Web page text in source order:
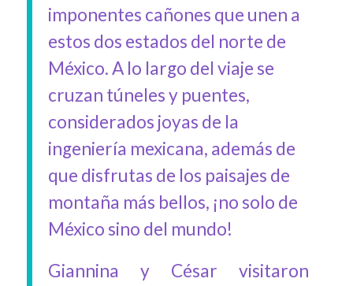
imponentes cañones que unen a
estos dos estados del norte de
México. A lo largo del viaje se
cruzan túneles y puentes,
considerados joyas de la
ingeniería mexicana, además de
que disfrutas de los paisajes de
montaña más bellos, ¡no solo de
México sino del mundo!
Giannina y César visitaron